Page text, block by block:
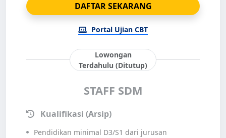
DAFTAR SEKARANG
Portal Ujian CBT
Lowongan
Terdahulu (Ditutup)
STAFF SDM
Kualifikasi (Arsip)
Pendidikan minimal D3/S1 dari jurusan